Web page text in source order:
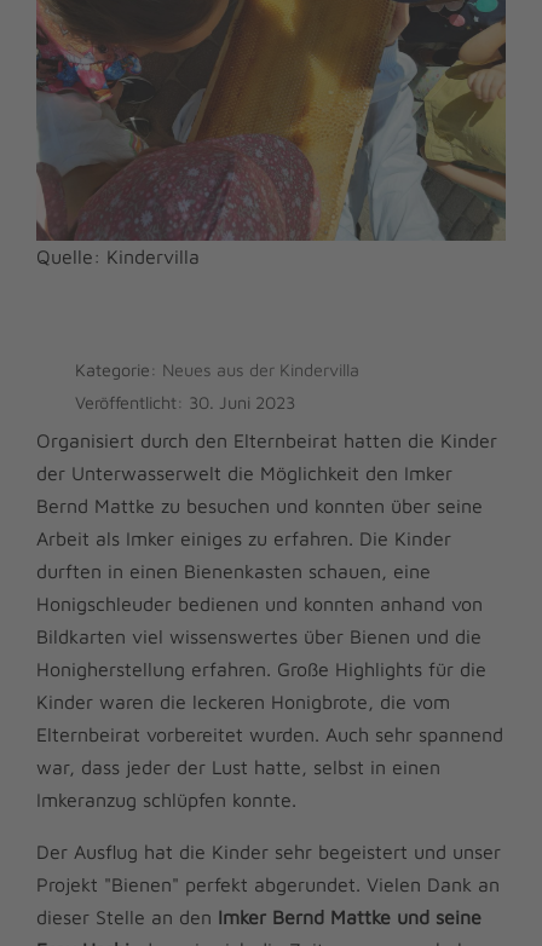
Quelle: Kindervilla
Kategorie: Neues aus der Kindervilla
Veröffentlicht: 30. Juni 2023
Organisiert durch den Elternbeirat hatten die Kinder
der Unterwasserwelt die Möglichkeit den Imker
Bernd Mattke zu besuchen und konnten über seine
Arbeit als Imker einiges zu erfahren. Die Kinder
durften in einen Bienenkasten schauen, eine
Honigschleuder bedienen und konnten anhand von
Bildkarten viel wissenswertes über Bienen und die
Honigherstellung erfahren. Große Highlights für die
Kinder waren die leckeren Honigbrote, die vom
Elternbeirat vorbereitet wurden. Auch sehr spannend
war, dass jeder der Lust hatte, selbst in einen
Imkeranzug schlüpfen konnte.
Der Ausflug hat die Kinder sehr begeistert und unser
Projekt "Bienen" perfekt abgerundet. Vielen Dank an
dieser Stelle an den Imker Bernd Mattke und seine